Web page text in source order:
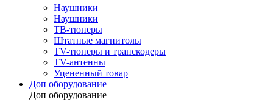
Наушники
Наушники
ТВ-тюнеры
Штатные магнитолы
TV-тюнеры и транскодеры
TV-антенны
Уцененный товар
Доп оборудование
Доп оборудование